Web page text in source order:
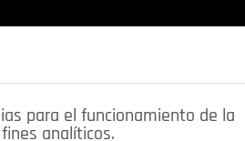
CRÓNICAS DE
para el funcionamiento de la
analíticos.